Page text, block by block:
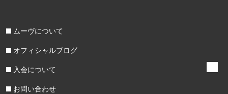
ムーヴについて
オフィシャルブログ
入会について
お問い合わせ